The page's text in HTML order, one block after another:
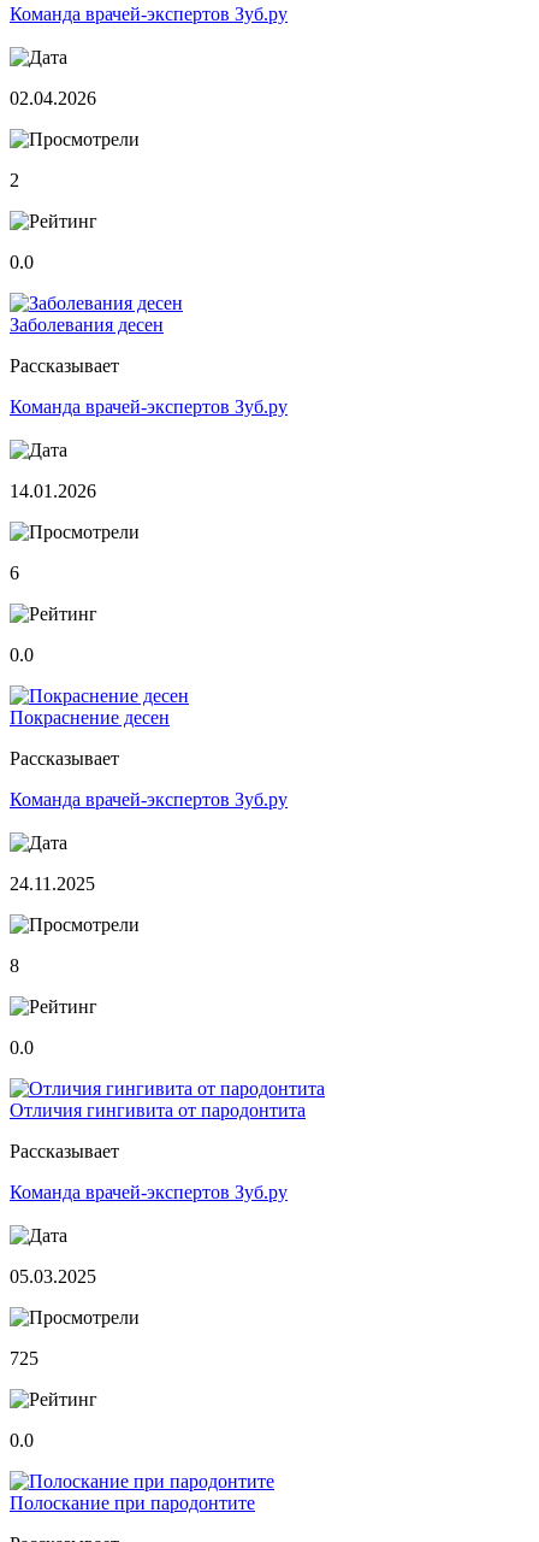
Команда врачей-экспертов Зуб.ру
02.04.2026
2
0.0
Заболевания десен
Рассказывает
Команда врачей-экспертов Зуб.ру
14.01.2026
6
0.0
Покраснение десен
Рассказывает
Команда врачей-экспертов Зуб.ру
24.11.2025
8
0.0
Отличия гингивита от пародонтита
Рассказывает
Команда врачей-экспертов Зуб.ру
05.03.2025
725
0.0
Полоскание при пародонтите